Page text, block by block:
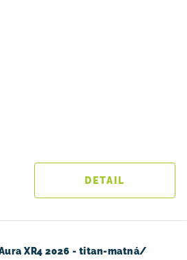
XR4 2026 - titan-matná/